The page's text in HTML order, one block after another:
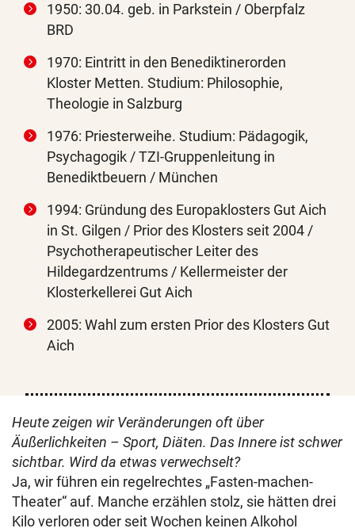
1950: 30.04. geb. in Parkstein / Oberpfalz
BRD
1970: Eintritt in den Benediktinerorden
Kloster Metten. Studium: Philosophie,
Theologie in Salzburg
1976: Priesterweihe. Studium: Pädagogik,
Psychagogik / TZI-Gruppenleitung in
Benediktbeuern / München
1994: Gründung des Europaklosters Gut Aich
in St. Gilgen / Prior des Klosters seit 2004 /
Psychotherapeutischer Leiter des
Hildegardzentrums / Kellermeister der
Klosterkellerei Gut Aich
2005: Wahl zum ersten Prior des Klosters Gut
Aich
Heute zeigen wir Veränderungen oft über
Äußerlichkeiten – Sport, Diäten. Das Innere ist schwer
sichtbar. Wird da etwas verwechselt?
Ja, wir führen ein regelrechtes „Fasten-machen-
Theater“ auf. Manche erzählen stolz, sie hätten drei
Kilo verloren oder seit Wochen keinen Alkohol